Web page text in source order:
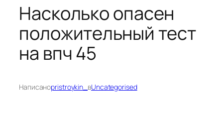
Насколько опасен
положительный тест
на впч 45
Написаноpristroykin_ вUncategorised